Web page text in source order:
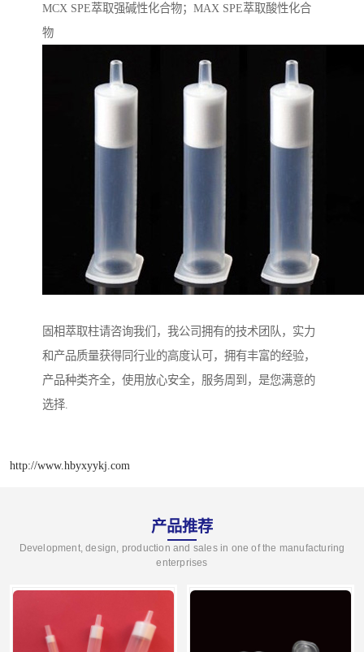
MCX SPE萃取强碱性化合物；MAX SPE萃取酸性化合
物
固相萃取柱请咨询我们，我公司拥有的技术团队，实力
和产品质量获得同行业的高度认可，拥有丰富的经验，
产品种类齐全，使用放心安全，服务周到，是您满意的
选择.
http://www.hbyxyykj.com
产品推荐
Development, design, production and sales in one of the manufacturing
enterprises